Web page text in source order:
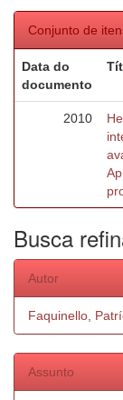
Conjunto de
Data do
documento
2010
Busca
Autor
Faquinello,
Assunto